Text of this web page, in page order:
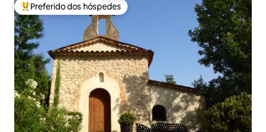
Entre os melhores preferidos dos hóspedes
Preferido dos hóspedes